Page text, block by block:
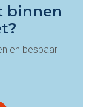
binnen
en bespaar